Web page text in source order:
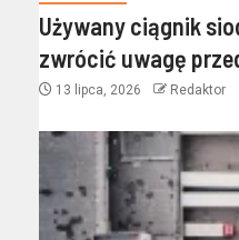
Używany ciągnik
zwrócić uwagę
13 lipca, 2026 Redaktor